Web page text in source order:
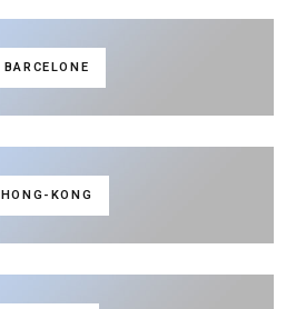
BARCELONE
HONG-KONG